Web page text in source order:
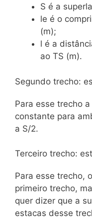
S é a
le é o
(m);
l é a
ao TS (m).
Segundo trecho:
Para esse trecho
constante para
a S/2.
Terceiro trecho:
Para esse trecho,
primeiro trecho,
quer dizer que a
estacas desse